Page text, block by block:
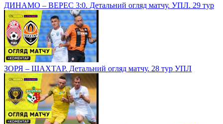
ДИНАМО – ВЕРЕС 3:0. Детальний огляд матчу. УПЛ. 29 тур
ЗОРЯ – ШАХТАР. Детальний огляд матчу. 28 тур УПЛ